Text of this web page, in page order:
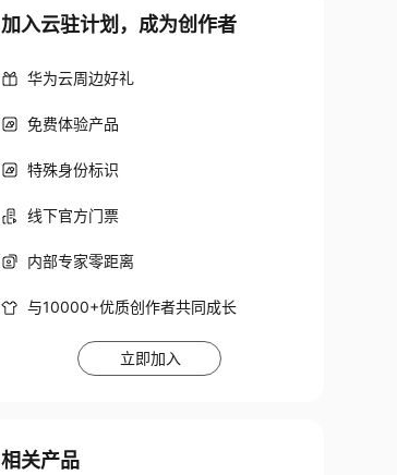
加入云驻计划，成为创作者
华为云周边好礼
免费体验产品
特殊身份标识
线下官方门票
内部专家零距离
与10000+优质创作者共同成长
立即加入
相关产品